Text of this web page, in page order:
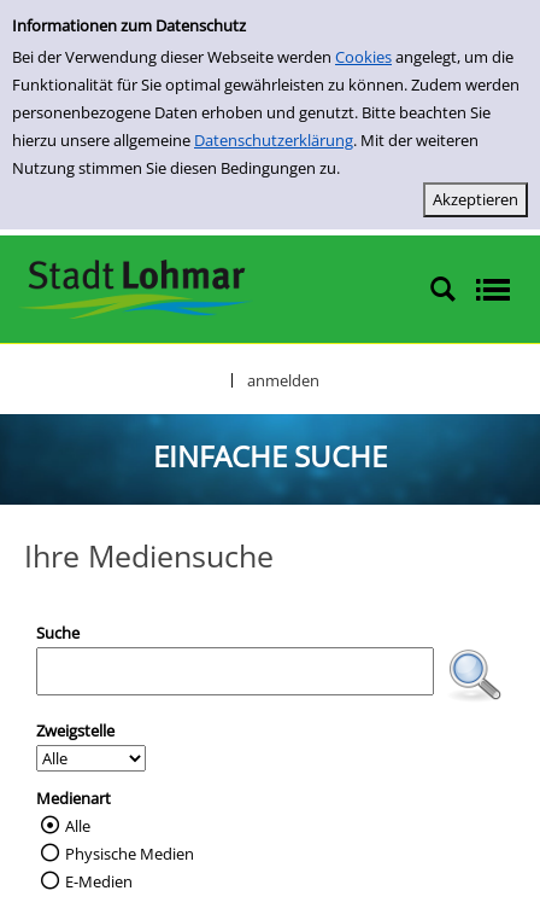
Einfache Suche
Informationen zum Datenschutz
Bei der Verwendung dieser Webseite werden Cookiesangelegt, um die
Funktionalität für Sie optimal gewährleisten zu können. Zudem werden
personenbezogene Daten erhoben und genutzt. Bitte beachten Sie
hierzu unsere allgemeine Datenschutzerklärung. Mit der weiteren
Nutzung stimmen Sie diesen Bedingungen zu.
Zur Trefferliste springen
anmelden
EINFACHE SUCHE
Ihre Mediensuche
Suche
Zweigstelle
Medienart
Wählen Sie die Medienart nach der Sie
Alle
Physische Medien
E-Medien